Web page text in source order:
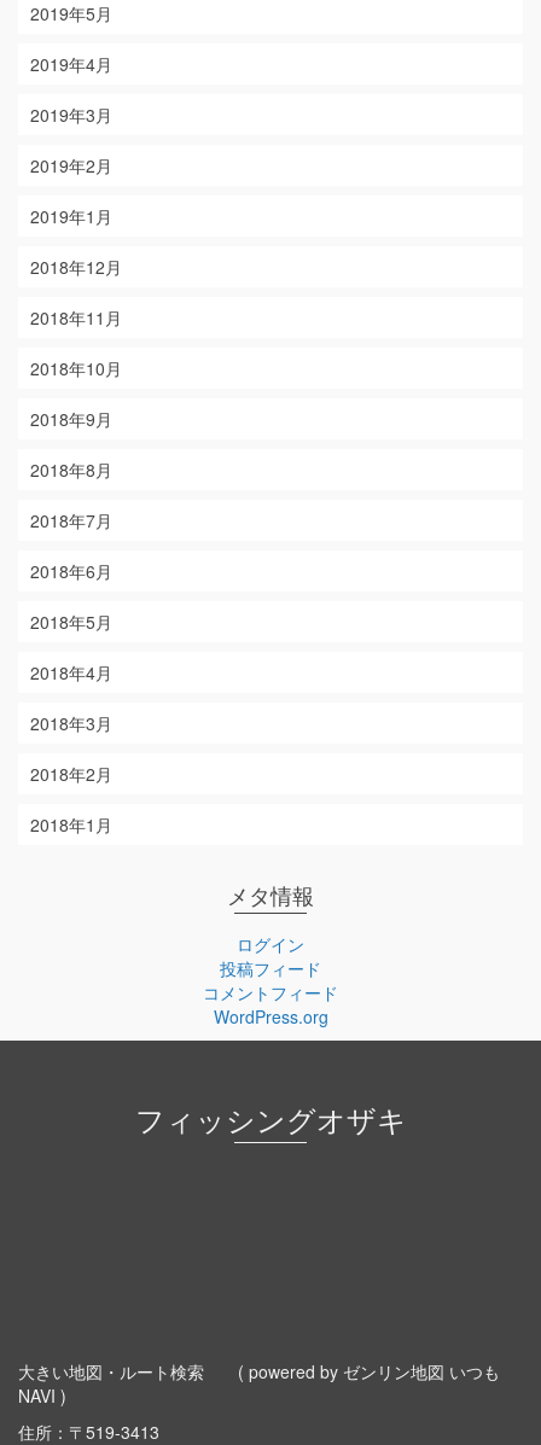
2019年5月
2019年4月
2019年3月
2019年2月
2019年1月
2018年12月
2018年11月
2018年10月
2018年9月
2018年8月
2018年7月
2018年6月
2018年5月
2018年4月
2018年3月
2018年2月
2018年1月
メタ情報
ログイン
投稿フィード
コメントフィード
WordPress.org
フィッシングオザキ
大きい地図・ルート検索
( powered by ゼンリン地図 いつも
NAVI )
住所：〒519-3413